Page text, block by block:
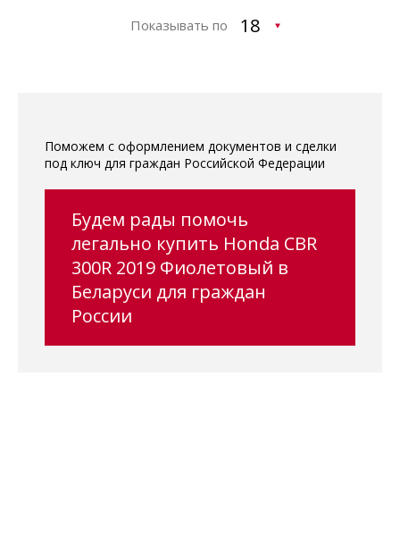
Показывать по
Поможем с оформлением документов и сделки
под ключ для граждан Российской Федерации
Будем рады помочь
легально купить Honda CBR
300R 2019 Фиолетовый в
Беларуси для граждан
России